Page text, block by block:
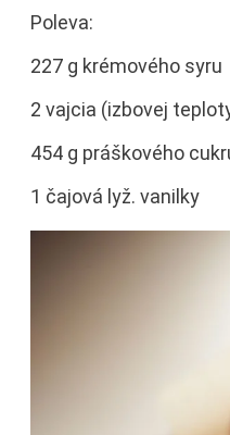
Poleva:
227 g krémového syru
2 vajcia (izbovej
454 g práškového
1 čajová lyž. vanilky